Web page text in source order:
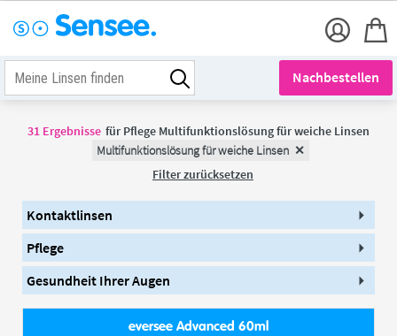
Nachbestellen
31 Ergebnisse für Pflege Multifunktionslösung für weiche Linsen
Multifunktionslösung für weiche Linsen
Filter zurücksetzen
Kontaktlinsen
Pflege
Gesundheit Ihrer Augen
eversee Advanced 60ml